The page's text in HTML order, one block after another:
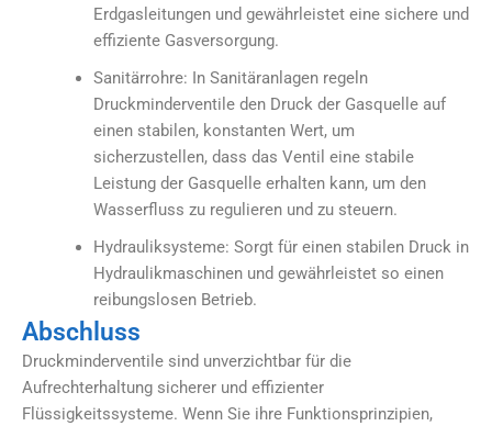
Erdgasleitungen und gewährleistet eine sichere und
effiziente Gasversorgung.
Sanitärrohre: In Sanitäranlagen regeln
Druckminderventile den Druck der Gasquelle auf
einen stabilen, konstanten Wert, um
sicherzustellen, dass das Ventil eine stabile
Leistung der Gasquelle erhalten kann, um den
Wasserfluss zu regulieren und zu steuern.
Hydrauliksysteme: Sorgt für einen stabilen Druck in
Hydraulikmaschinen und gewährleistet so einen
reibungslosen Betrieb.
Abschluss
Druckminderventile sind unverzichtbar für die
Aufrechterhaltung sicherer und effizienter
Flüssigkeitssysteme. Wenn Sie ihre Funktionsprinzipien,